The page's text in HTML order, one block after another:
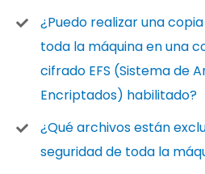
¿Puedo realizar una
toda la máquina en una
cifrado EFS (Sistema de
Encriptados) habilitado?
¿Qué archivos están
seguridad de toda la